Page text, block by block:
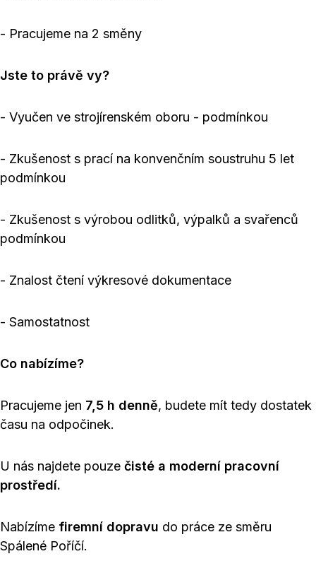
- Pracujeme na 2 směny
Jste to právě vy?
- Vyučen ve strojírenském oboru - podmínkou
- Zkušenost s prací na konvenčním soustruhu 5 let
podmínkou
- Zkušenost s výrobou odlitků, výpalků a svařenců
podmínkou
- Znalost čtení výkresové dokumentace
- Samostatnost
Co nabízíme?
Pracujeme jen 7,5 h denně, budete mít tedy dostatek
času na odpočinek.
U nás najdete pouze čisté a moderní pracovní
prostředí.
Nabízíme firemní dopravu do práce ze směru
Spálené Poříčí.